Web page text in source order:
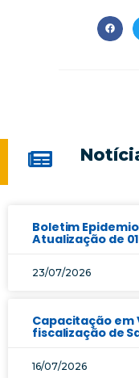
Boletim
Atualização de
23/07/2026
Capacitação
fiscalização de
16/07/2026